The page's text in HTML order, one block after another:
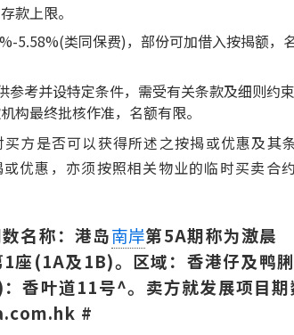
款上限。
5.58%(类同保费)，部份可加借入按揭额，
考并设特定条件，需受有关条款及细则约束
构最终批核作准，名额有限。
方是否可以获得所述之按揭或优惠及其
优惠，亦须按照相关物业的临时买卖合
名称：港岛南岸第5A期称为滶晨
座(1A及1B)。区域：香港仔及鸭脷
香叶道11号^。卖方就发展项目期
#